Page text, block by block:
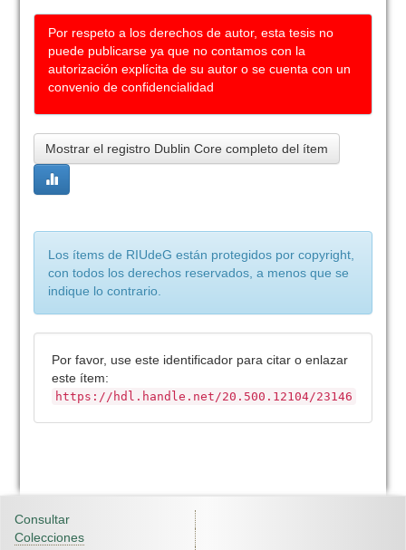
Por respeto a los derechos de autor, esta tesis no
puede publicarse ya que no contamos con la
autorización explícita de su autor o se cuenta con un
convenio de confidencialidad
Mostrar el registro Dublin Core completo del ítem
Los ítems de RIUdeG están protegidos por copyright,
con todos los derechos reservados, a menos que se
indique lo contrario.
Por favor, use este identificador para citar o enlazar
este ítem:
https://hdl.handle.net/20.500.12104/23146
Consultar
Colecciones